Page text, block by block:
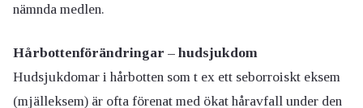
nämnda medlen.
Hårbottenförändringar – hudsjukdom
Hudsjukdomar i hårbotten som t ex ett seborroiskt eksem
(mjälleksem) är ofta förenat med ökat håravfall under den